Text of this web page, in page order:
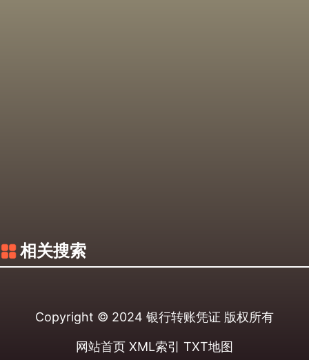
相关搜索
Copyright © 2024 银行转账凭证 版权所有
网站首页 XML索引 TXT地图